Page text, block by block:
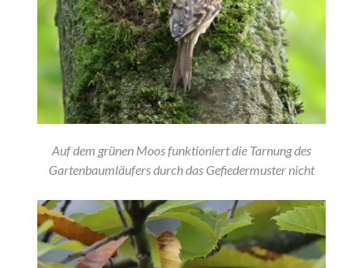
Auf dem grünen Moos funktioniert die Tarnung des
Gartenbaumläufers durch das Gefiedermuster nicht